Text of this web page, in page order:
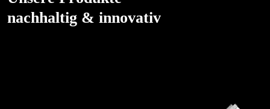
nachhaltig & innovativ